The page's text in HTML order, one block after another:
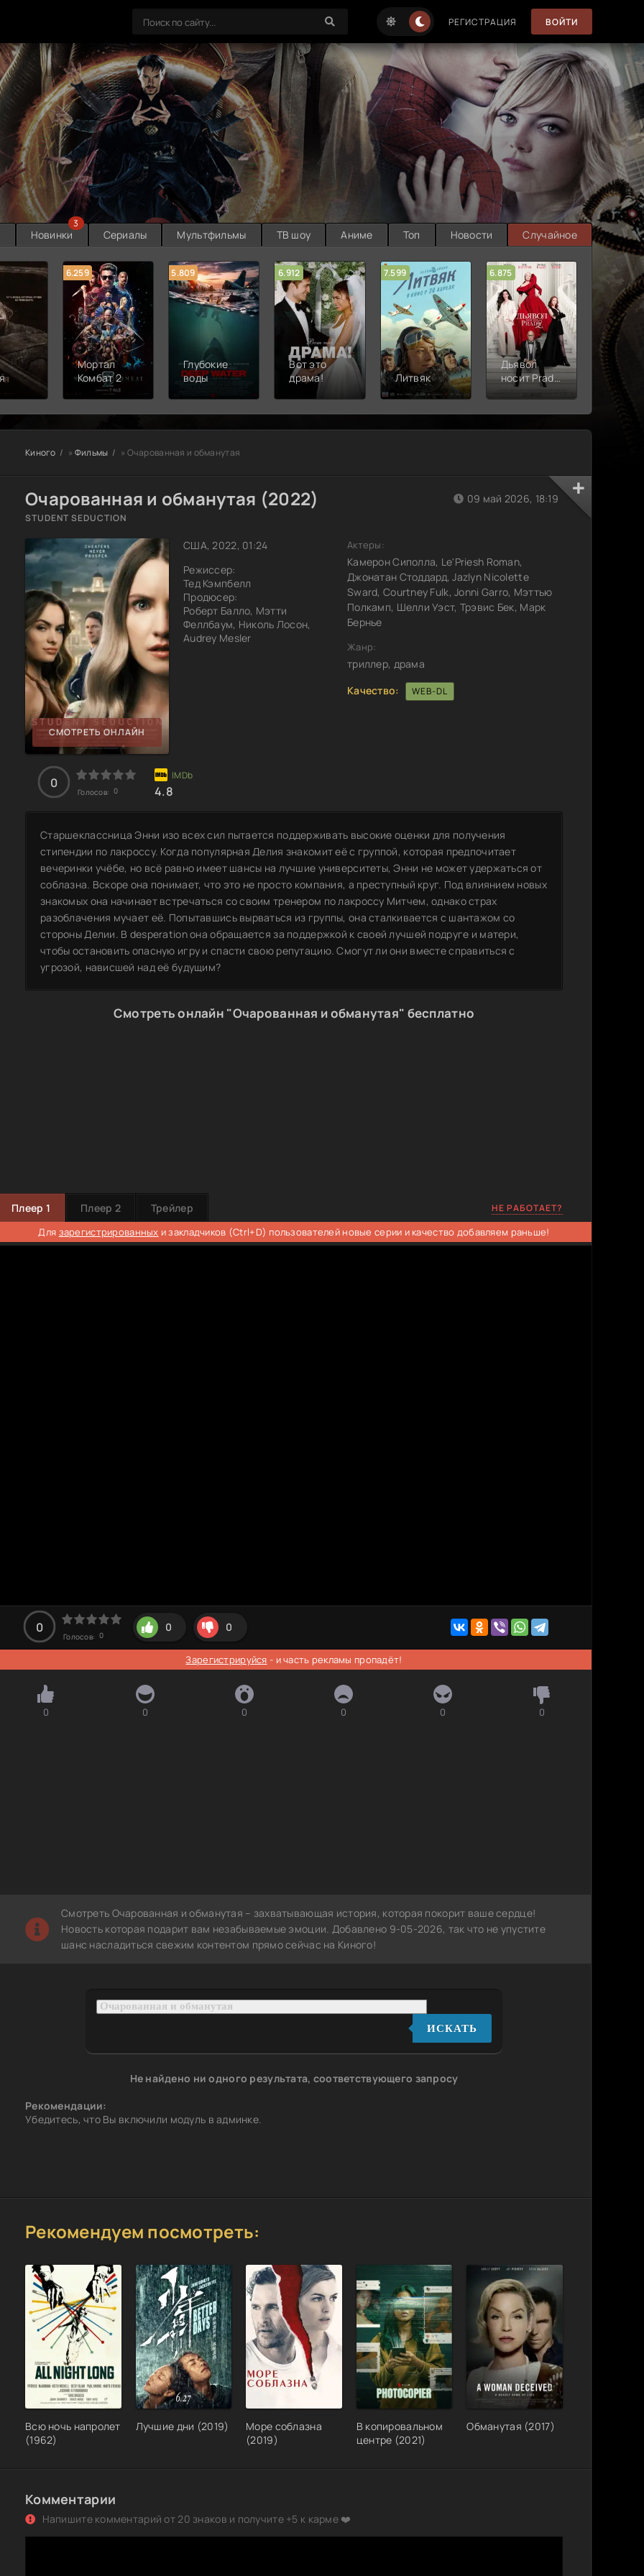
РЕГИСТРАЦИЯ ВОЙТИ
Новинки
3
Сериалы Мультфильмы ТВ шоу Аниме Топ Новости Случайное
6.259
Мортал
Комбат 2
5.809
Глубокие
воды
6.912
Вот это
драма!
7.599
Литвяк
6.875
Дьявол
носит Prada
2
6.314
Киного » Фильмы » Очарованная и обманутая
Очарованная и обманутая (2022)
STUDENT SEDUCTION
СМОТРЕТЬ ОНЛАЙН
США, 2022, 01:24
Режиссер:
Тед Кэмпбелл
Продюсер:
Роберт Балло, Мэтти
Феллбаум, Николь Лосон,
Audrey Mesler
09 май 2026, 18:19
Актеры:
Камерон Сиполла, Le'Priesh Roman,
Джонатан Стоддард, Jazlyn Nicolette
Sward, Courtney Fulk, Jonni Garro, Мэттью
Полкамп, Шелли Уэст, Трэвис Бек, Марк
Бернье
Жанр:
триллер, драма
Качество:
WEB-DL
0
Голосов: 0 4.8
Старшеклассница Энни изо всех сил пытается поддерживать высокие оценки для получения
стипендии по лакроссу. Когда популярная Делия знакомит её с группой, которая предпочитает
вечеринки учёбе, но всё равно имеет шансы на лучшие университеты, Энни не может удержаться от
соблазна. Вскоре она понимает, что это не просто компания, а преступный круг. Под влиянием новых
знакомых она начинает встречаться со своим тренером по лакроссу Митчем, однако страх
разоблачения мучает её. Попытавшись вырваться из группы, она сталкивается с шантажом со
стороны Делии. В desperation она обращается за поддержкой к своей лучшей подруге и матери,
чтобы остановить опасную игру и спасти свою репутацию. Смогут ли они вместе справиться с
угрозой, нависшей над её будущим?
Смотреть онлайн "Очарованная и обманутая" бесплатно
Плеер 1 Плеер 2 Трейлер НЕ РАБОТАЕТ?
Для зарегистрированных и закладчиков (Ctrl+D) пользователей новые серии и качество добавляем раньше!
0
Голосов: 0
0 0
Зарегистрируйся - и часть рекламы пропадёт!
0 0 0 0 0 0
Смотреть Очарованная и обманутая – захватывающая история, которая покорит ваше сердце!
Новость которая подарит вам незабываемые эмоции. Добавлено 9-05-2026, так что не упустите
шанс насладиться свежим контентом прямо сейчас на Киного!
ИСКАТЬ
Не найдено ни одного результата, соответствующего запросу
Рекомендации:
Убедитесь, что Вы включили модуль в админке.
Рекомендуем посмотреть:
Всю ночь напролет
(1962)
Лучшие дни (2019)
Море соблазна
(2019)
В копировальном
центре (2021)
Обманутая (2017)
Комментарии
Напишите комментарий от 20 знаков и получите +5 к карме ❤️